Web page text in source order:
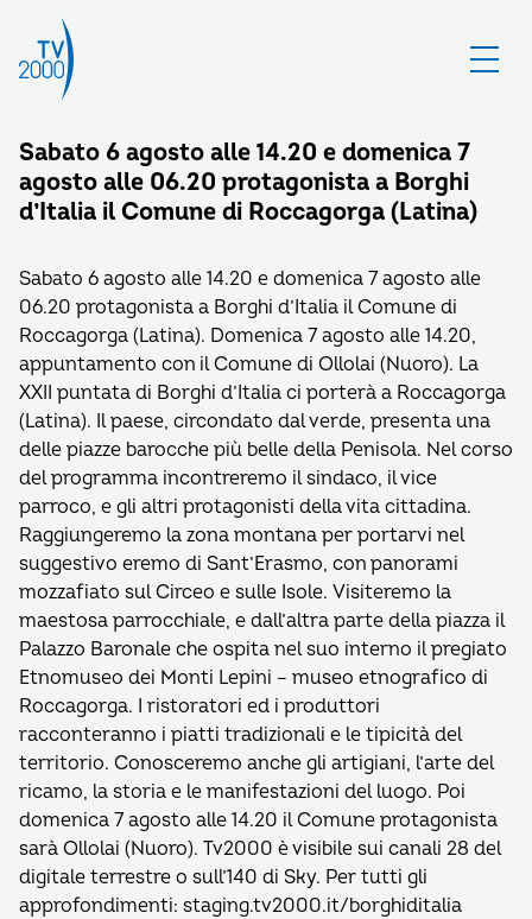
Sabato 6 agosto alle 14.20 e domenica 7
agosto alle 06.20 protagonista a Borghi
d’Italia il Comune di Roccagorga (Latina)
Sabato 6 agosto alle 14.20 e domenica 7 agosto alle
06.20 protagonista a Borghi d’Italia il Comune di
Roccagorga (Latina). Domenica 7 agosto alle 14.20,
appuntamento con il Comune di Ollolai (Nuoro). La
XXII puntata di Borghi d’Italia ci porterà a Roccagorga
(Latina). Il paese, circondato dal verde, presenta una
delle piazze barocche più belle della Penisola. Nel corso
del programma incontreremo il sindaco, il vice
parroco, e gli altri protagonisti della vita cittadina.
Raggiungeremo la zona montana per portarvi nel
suggestivo eremo di Sant’Erasmo, con panorami
mozzafiato sul Circeo e sulle Isole. Visiteremo la
maestosa parrocchiale, e dall’altra parte della piazza il
Palazzo Baronale che ospita nel suo interno il pregiato
Etnomuseo dei Monti Lepini – museo etnografico di
Roccagorga. I ristoratori ed i produttori
racconteranno i piatti tradizionali e le tipicità del
territorio. Conosceremo anche gli artigiani, l’arte del
ricamo, la storia e le manifestazioni del luogo. Poi
domenica 7 agosto alle 14.20 il Comune protagonista
sarà Ollolai (Nuoro). Tv2000 è visibile sui canali 28 del
digitale terrestre o sull’140 di Sky. Per tutti gli
approfondimenti: staging.tv2000.it/borghiditalia